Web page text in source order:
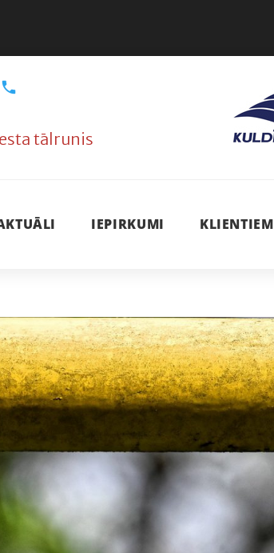
call
tālrunis
IEPIRKUMI KLIENTIEM